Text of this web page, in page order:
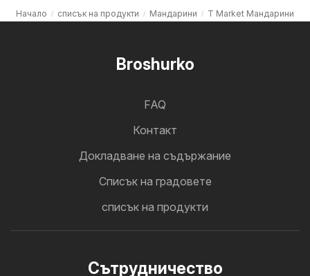
Начало списък на продукти Мандарини T Market Мандарини
Broshurko
FAQ
Контакт
Докладване на съдържание
Cписък на градовете
списък на продукти
Cътрудничество